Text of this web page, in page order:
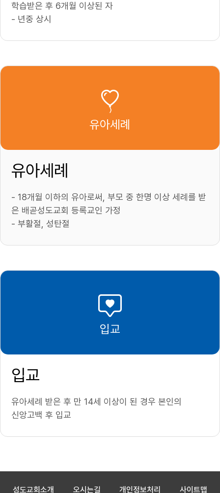
학습받은 후 6개월 이상된 자
- 년중 상시
유아세례
유아세례
- 18개월 이하의 유아로써, 부모 중 한명 이상 세례를 받
은 배곧성도교회 등록교인 가정
- 부활절, 성탄절
입교
입교
유아세례 받은 후 만 14세 이상이 된 경우 본인의
신앙고백 후 입교
성도교회소개 오시는길 개인정보처리 사이트맵